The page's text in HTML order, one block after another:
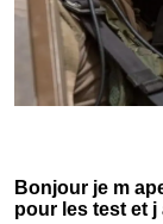
Bonjour je m
pour les test et